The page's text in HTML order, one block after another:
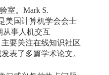
室。Mark S.
美国计算机学会会士
从事人机交互
要关注在线知识社区
表了多篇学术论文。